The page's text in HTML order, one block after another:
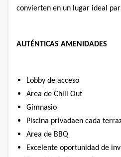
convierten en un lugar ideal
AUTÉNTICAS AMENIDADES
Lobby de acceso
Area de Chill Out
Gimnasio
Piscina privadaen cada
Area de BBQ
Excelente oportunidad de